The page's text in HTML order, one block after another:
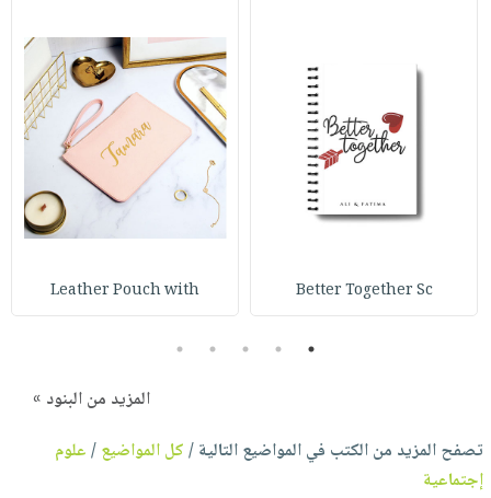
Better Together Sc
Leather Pouch with
1
2
3
4
5
المزيد من البنود »
تصفح المزيد من الكتب في المواضيع التالية /كل المواضيع/علوم
إجتماعية